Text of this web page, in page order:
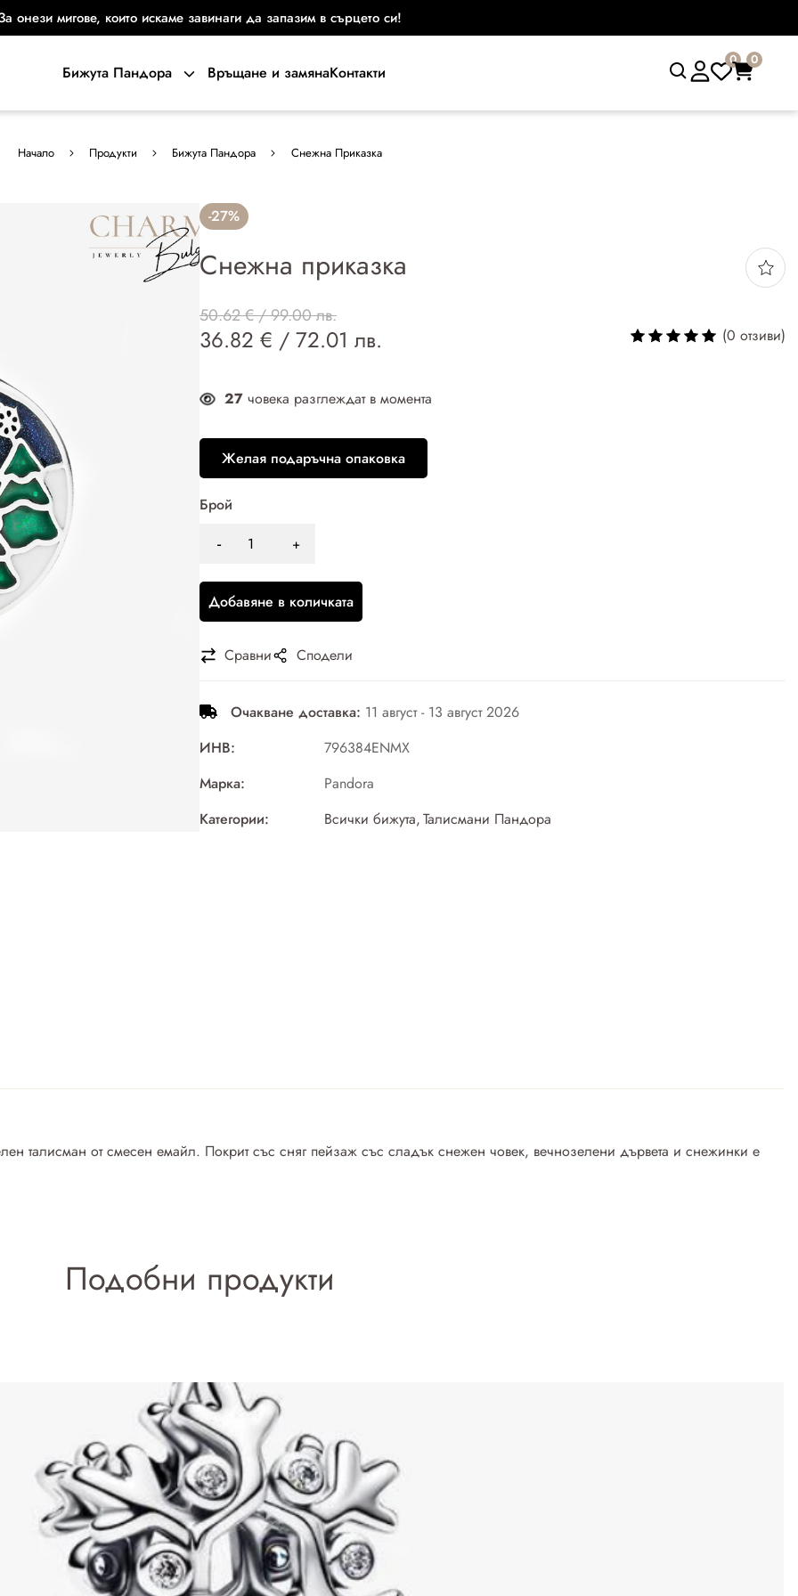
онези мигове, които искаме завинаги да запазим в сърцето си!
Бижута Пандора Връщане и замянаКонтакти
0 0
Начало Продукти Бижута Пандора Снежна Приказка
-27%
Снежна приказка
50.62 € / 99.00 лв.
36.82 € / 72.01 лв. (0 отзиви)
27 човека разглеждат в момента
Желая подаръчна опаковка
Брой
Добавяне в количката
Сравни Сподели
Очакване доставка: 11 август - 13 август 2026
ИНВ:
796384ENMX
Марка:
Pandora
Категории:
Всички бижута,Талисмани Пандора
талисман от смесен емайл. Покрит със сняг пейзаж със сладък снежен човек, вечнозелени дървета и снежинки е
Подобни продукти